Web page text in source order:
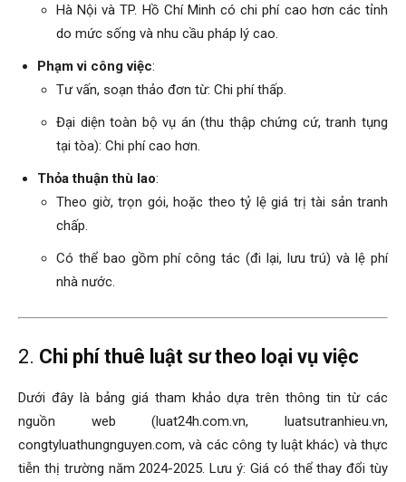
Hà Nội và TP. Hồ Chí Minh có chi phí cao hơn các tỉnh
do mức sống và nhu cầu pháp lý cao.
Phạm vi công việc:
Tư vấn, soạn thảo đơn từ: Chi phí thấp.
Đại diện toàn bộ vụ án (thu thập chứng cứ, tranh tụng
tại tòa): Chi phí cao hơn.
Thỏa thuận thù lao:
Theo giờ, trọn gói, hoặc theo tỷ lệ giá trị tài sản tranh
chấp.
Có thể bao gồm phí công tác (đi lại, lưu trú) và lệ phí
nhà nước.
2. Chi phí thuê luật sư theo loại vụ việc
Dưới đây là bảng giá tham khảo dựa trên thông tin từ các
nguồn web (luat24h.com.vn, luatsutranhieu.vn,
congtyluathungnguyen.com, và các công ty luật khác) và thực
tiễn thị trường năm 2024-2025. Lưu ý: Giá có thể thay đổi tùy